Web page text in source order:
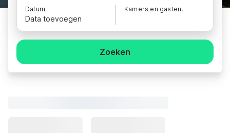
Datum
Data toevoegen
Kamers en gasten,
Zoeken